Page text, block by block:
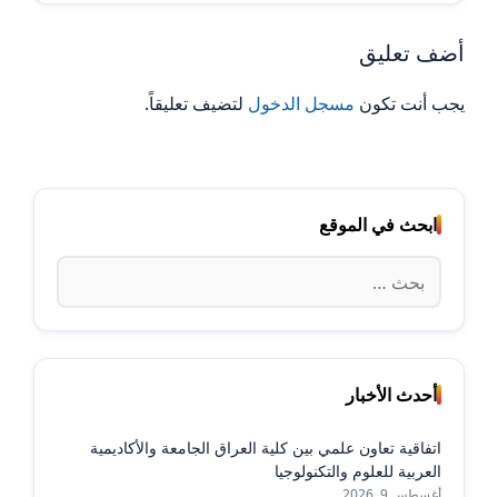
أضف تعليق
يجب أنت تكون مسجل الدخول لتضيف تعليقاً.
ابحث في الموقع
البحث
عن:
أحدث الأخبار
اتفاقية تعاون علمي بين كلية العراق الجامعة والأكاديمية
العربية للعلوم والتكنولوجيا